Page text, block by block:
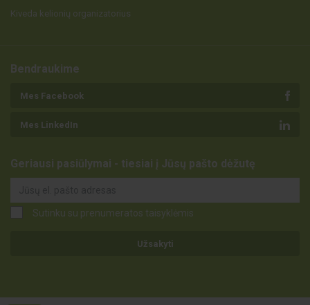
Kiveda kelionių organizatorius
Bendraukime
Mes Facebook
Mes LinkedIn
Geriausi pasiūlymai - tiesiai į Jūsų pašto dėžutę
Sutinku su prenumeratos taisyklėmis
Užsakyti